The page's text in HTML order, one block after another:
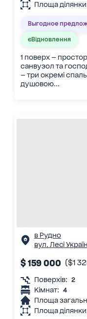
Площа
Выгодное
єВідновлення
1 поверх —
санвузол та
— три окремі
душовою...
в Рудно
вул. Лесі
$ 159 000 ($1
Поверхів: 2
Кімнат: 4
Площа
Площа